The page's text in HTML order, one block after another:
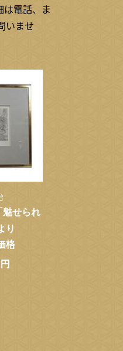
は電話、ま
いませ
魅せられ
り
格